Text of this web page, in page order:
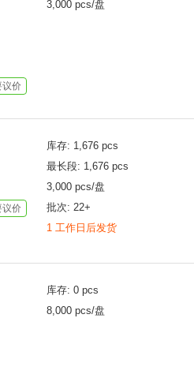
议价
3,000 pcs/盘
议价
库存: 1,676 pcs
最长段: 1,676 pcs
3,000 pcs/盘
批次: 22+
1 工作日后发货
库存: 0 pcs
8,000 pcs/盘